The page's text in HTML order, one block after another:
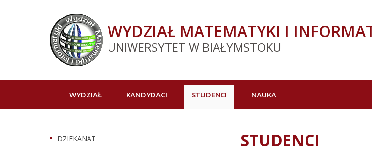
WYDZIAŁ MATEMATYKI I
UNIWERSYTET W BIAŁYMSTOKU
WYDZIAŁ KANDYDACI STUDENCI NAUKA
DZIEKANAT STUDENCI